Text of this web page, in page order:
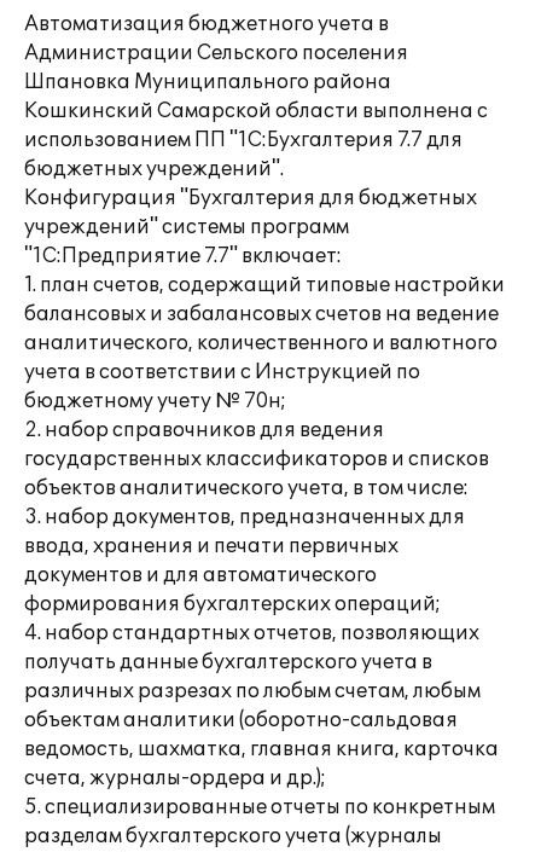
Автоматизация бюджетного учета в
Администрации Сельского поселения
Шпановка Муниципального района
Кошкинский Самарской области выполнена с
использованием ПП "1С:Бухгалтерия 7.7 для
бюджетных учреждений".
Конфигурация "Бухгалтерия для бюджетных
учреждений" системы программ
"1С:Предприятие 7.7" включает:
1. план счетов, содержащий типовые настройки
балансовых и забалансовых счетов на ведение
аналитического, количественного и валютного
учета в соответствии с Инструкцией по
бюджетному учету № 70н;
2. набор справочников для ведения
государственных классификаторов и списков
объектов аналитического учета, в том числе:
3. набор документов, предназначенных для
ввода, хранения и печати первичных
документов и для автоматического
формирования бухгалтерских операций;
4. набор стандартных отчетов, позволяющих
получать данные бухгалтерского учета в
различных разрезах по любым счетам, любым
объектам аналитики (оборотно-сальдовая
ведомость, шахматка, главная книга, карточка
счета, журналы-ордера и др.);
5. специализированные отчеты по конкретным
разделам бухгалтерского учета (журналы